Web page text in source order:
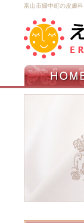
富山市婦中町の皮膚